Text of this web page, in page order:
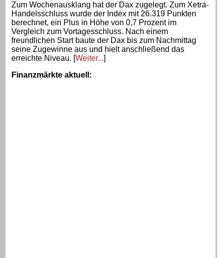
Zum Wochenausklang hat der Dax zugelegt. Zum Xetra-
Handelsschluss wurde der Index mit 26.319 Punkten
berechnet, ein Plus in Höhe von 0,7 Prozent im
Vergleich zum Vortagesschluss. Nach einem
freundlichen Start baute der Dax bis zum Nachmittag
seine Zugewinne aus und hielt anschließend das
erreichte Niveau. [Weiter...]
Finanzmärkte aktuell :